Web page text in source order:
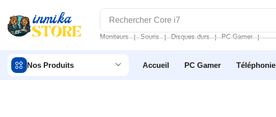
Rechercher Core i7
Moniteurs ❘ Souris ❘ Disques durs ❘ PC Gamer ❘
Nos Produits Accueil PC Gamer Téléphonie